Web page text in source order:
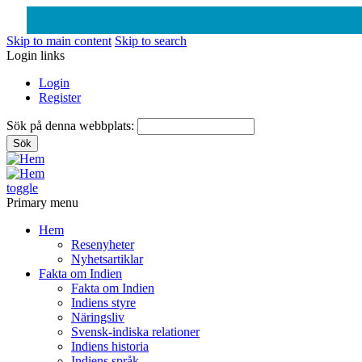
Skip to main content Skip to search
Login links
Login
Register
Sök på denna webbplats:
toggle
Primary menu
Hem
Resenyheter
Nyhetsartiklar
Fakta om Indien
Fakta om Indien
Indiens styre
Näringsliv
Svensk-indiska relationer
Indiens historia